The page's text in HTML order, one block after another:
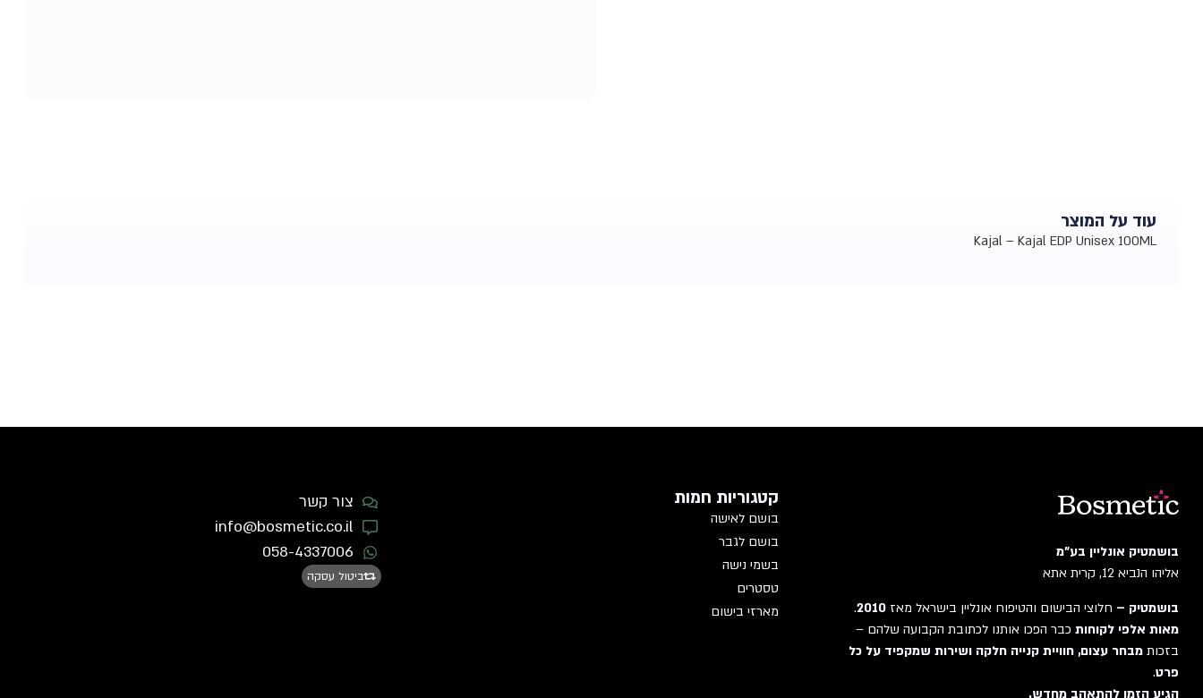
עוד על המוצר
Kajal – Kajal EDP Unisex 100ML
בושמטיק אונליין בע"מ
אליהו הנביא 12, קרית אתא
בושמטיק – חלוצי הבישום והטיפוח אונליין בישראל מאז 2010
.
מאות אלפי לקוחות כבר הפכו אותנו לכתובת הקבועה שלהם –
בזכות מבחר עצום, חוויית קנייה חלקה ושירות שמקפיד על כל
פרט.
הגיע הזמן להתאהב מחדש.
קטגוריות חמות
בושם לאישה
בושם לגבר
בשמי נישה
טסטרים
מארזי בישום
צור קשר
info@bosmetic.co.il
058-4337006
ביטול עסקה